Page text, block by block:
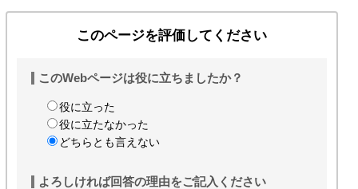
このページを評価してください
このWebページは役に立ちましたか？
役に立った
役に立たなかった
どちらとも言えない
よろしければ回答の理由をご記入ください